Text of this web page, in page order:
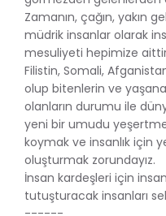
Zamanın, çağın, yakın
müdrik insanlar olarak
mesuliyeti hepimize
Filistin, Somali,
olup bitenlerin ve
olanların durumu ile
yeni bir umudu
koymak ve insanlık için
oluşturmak zorundayız.
İnsan kardeşleri için
tutuşturacak insanları